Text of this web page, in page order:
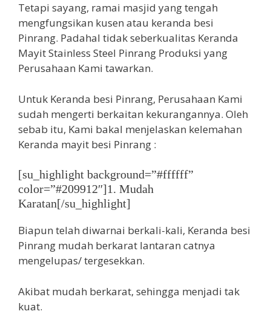
Tetapi sayang, ramai masjid yang tengah
mengfungsikan kusen atau keranda besi
Pinrang. Padahal tidak seberkualitas Keranda
Mayit Stainless Steel Pinrang Produksi yang
Perusahaan Kami tawarkan.
Untuk Keranda besi Pinrang, Perusahaan Kami
sudah mengerti berkaitan kekurangannya. Oleh
sebab itu, Kami bakal menjelaskan kelemahan
Keranda mayit besi Pinrang :
[su_highlight background=”#ffffff”
color=”#209912″]1. Mudah
Karatan[/su_highlight]
Biapun telah diwarnai berkali-kali, Keranda besi
Pinrang mudah berkarat lantaran catnya
mengelupas/ tergesekkan.
Akibat mudah berkarat, sehingga menjadi tak
kuat.